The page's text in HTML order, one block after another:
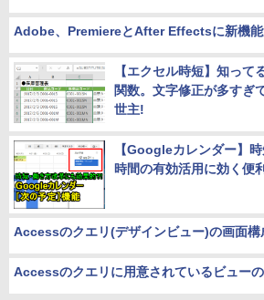
Adobe、PremiereとAfter Effectsに新機能
【エクセル時短】知って
関数。文字修正が多すぎ
世主!
【Googleカレンダー】
時間の有効活用に効く便
Accessのクエリ(デザインビュー)の画面構
Accessのクエリに用意されているビュー